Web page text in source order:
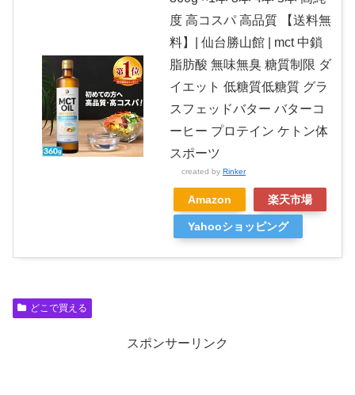
度 高コスパ 高品質 【送料無
料】| 仙台勝山館 | mct 中鎖
脂肪酸 無味無臭 糖質制限 ダ
イエット 低糖質低糖質 グラ
スフェッドバター バターコ
ーヒー プロテイン ケトン体
スポーツ
created by Rinker
Amazon 楽天市場
Yahooショッピング
どこで買える
スポンサーリンク